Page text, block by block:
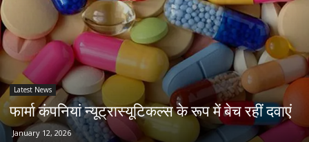
Latest News
फार्मा कंपनियां न्यूट्रास्यूटिकल्स के रूप में बेच रहीं दवाएं
January 12, 2026